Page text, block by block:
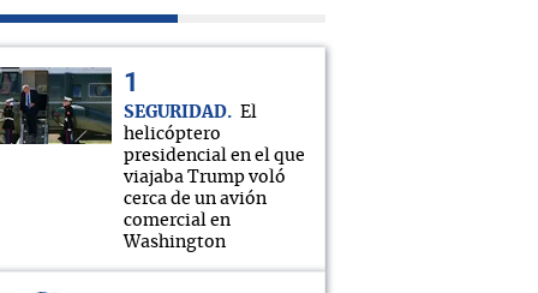
SEGURIDAD
El
helicóptero
presidencial en el que
viajaba Trump voló
cerca de un avión
comercial en
Washington